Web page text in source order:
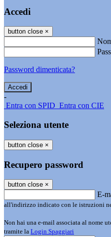
Accedi
button close ×
Password dimenticata?
-
Entra con SPID Entra con CIE
Seleziona utente
button close ×
Recupero password
button close ×
E-
all'indirizzo indicato con le istruzioni
Non hai una e-mail associata al nome
tramite la Login Spaggiari